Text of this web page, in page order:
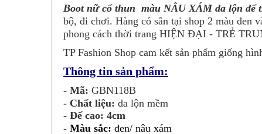
Boot nữ cổ thun màu NÂU XÁM da lộn đế
bộ, đi chơi. Hàng có sẵn tại shop 2 màu đen
phong cách thời trang HIỆN ĐẠI - TRẺ
TP Fashion Shop cam kết sản phẩm giống
Thông tin sản phẩm:
- Mã: GBN118B
- Chất liệu: da lộn mềm
- Đế cao: 4cm
- Màu sắc: đen/ nâu xám